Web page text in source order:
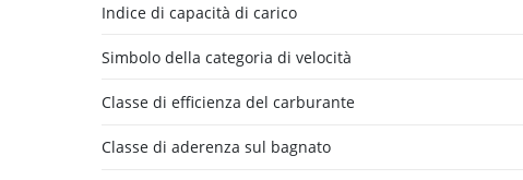
Indice di capacità di carico
Simbolo della categoria di velocità
Classe di efficienza del carburante
Classe di aderenza sul bagnato